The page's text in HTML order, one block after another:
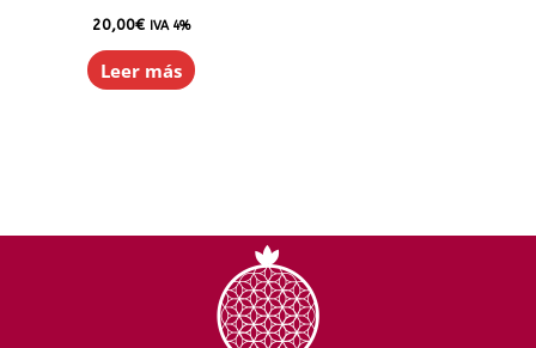
20,00€ IVA 4%
Leer más